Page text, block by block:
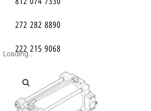
272 282 8890
222 215 9068
Loading...